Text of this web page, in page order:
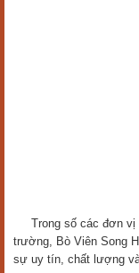
Trong số các đơn vị
trường, Bò Viên Song
sự uy tín, chất lượng